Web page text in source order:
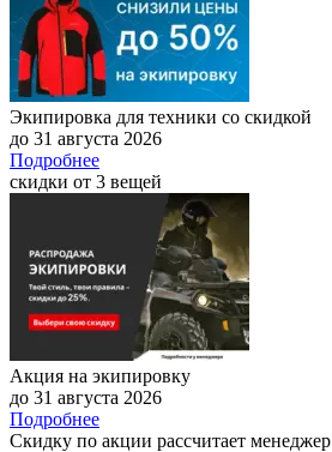
Экипировка для техники со скидкой
до 31 августа 2026
Подробнее
скидки от 3 вещей
Акция на экипировку
до 31 августа 2026
Подробнее
Скидку по акции рассчитает менеджер